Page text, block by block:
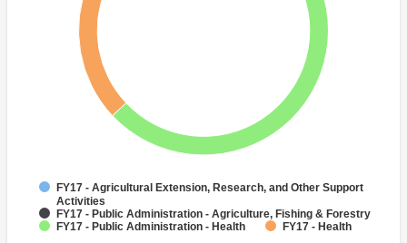
FY17 - Agricultural Extension, Research, and Other Support
Activities
FY17 - Public Administration - Agriculture, Fishing & Forestry
FY17 - Public Administration - Health
FY17 - Health